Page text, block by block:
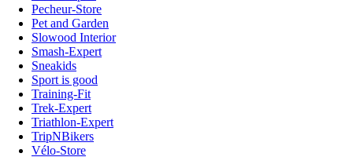
Pecheur-Store
Pet and Garden
Slowood Interior
Smash-Expert
Sneakids
Sport is good
Training-Fit
Trek-Expert
Triathlon-Expert
TripNBikers
Vélo-Store